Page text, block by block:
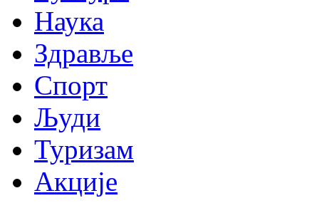
Наука
Здравље
Спорт
Људи
Туризам
Акције